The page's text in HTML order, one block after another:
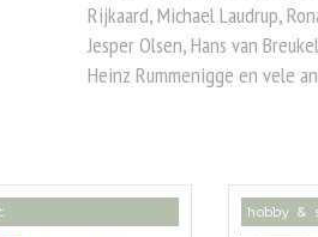
Rijkaard, Michael Laudrup,
Jesper Olsen, Hans van
Heinz Rummenigge en vele
hobby &